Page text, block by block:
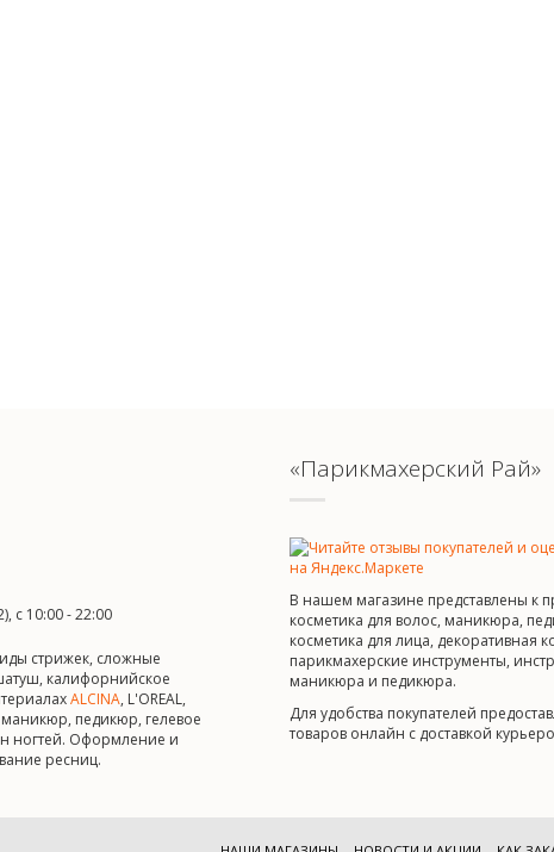
c 10:00 - 22:00
стрижек, сложные
калифорнийское
ALCINA, L'OREAL,
маникюр, педикюр, гелевое
ногтей. Оформление и
ресниц.
«Парикмахерский Рай»
В нашем магазине представлены к
косметика для волос, маникюра,
косметика для лица, декоративная
парикмахерские инструменты,
маникюра и педикюра.
Для удобства покупателей
товаров онлайн с доставкой